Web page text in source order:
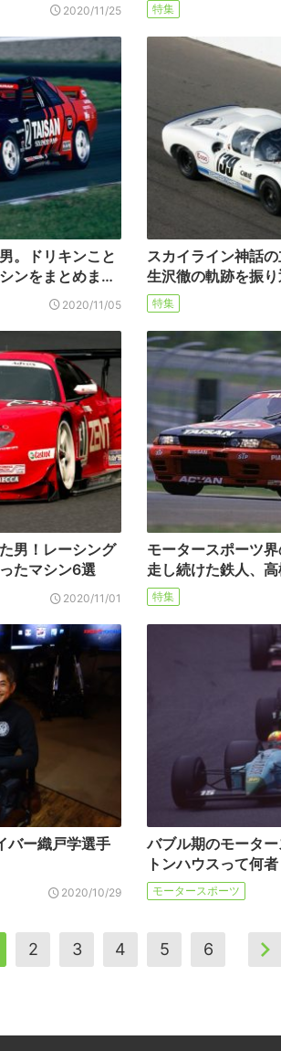
2020/11/25 特集
。ドリキンこと
ンをまとめま…
2020/11/05
スカイライン神話
生沢徹の軌跡を振り
特集
男！レーシング
たマシン6選
2020/11/01
モータースポーツ
走し続けた鉄人、
特集
バー織戸学選手
2020/10/29
バブル期のモータ
トンハウスって何者
モータースポーツ
2 3 4 5 6